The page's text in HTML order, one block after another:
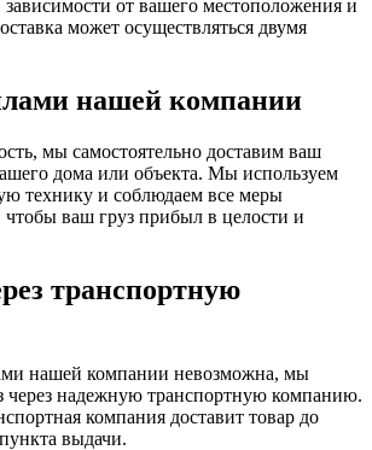
от вашего местоположения и
может осуществляться двумя
нашей компании
мы самостоятельно доставим ваш
дома или объекта. Мы используем
технику и соблюдаем все меры
чтобы ваш груз прибыл в целости и
транспортную
нашей компании невозможна, мы
через надежную транспортную компанию.
компания доставит товар до
выдачи.